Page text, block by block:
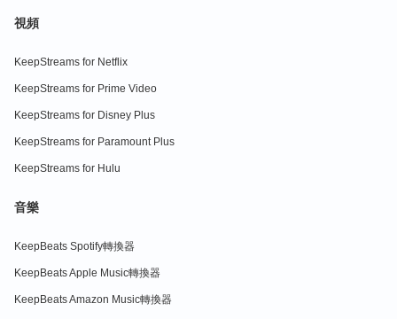
視頻
KeepStreams for Netflix
KeepStreams for Prime Video
KeepStreams for Disney Plus
KeepStreams for Paramount Plus
KeepStreams for Hulu
音樂
KeepBeats Spotify轉換器
KeepBeats Apple Music轉換器
KeepBeats Amazon Music轉換器